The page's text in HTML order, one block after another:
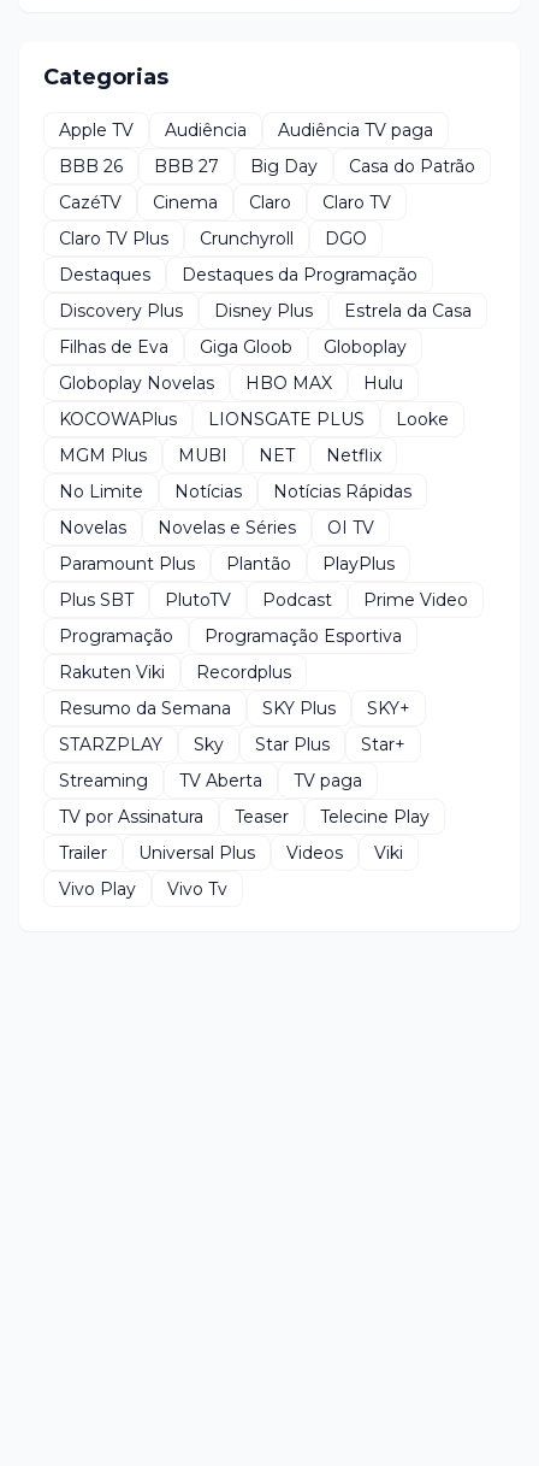
Categorias
Apple TV Audiência
Audiência TV paga
BBB 26
BBB 27 Big Day
Casa do Patrão
CazéTV
Cinema Claro
Claro TV
Claro TV Plus
Crunchyroll
DGO
Destaques
Destaques da Programação
Discovery Plus
Disney Plus
Estrela da Casa
Filhas de Eva
Giga Gloob
Globoplay
Globoplay Novelas
HBO MAX
Hulu
KOCOWAPlus
LIONSGATE PLUS
Looke
MGM Plus
MUBI NET
Netflix
No Limite
Notícias
Notícias Rápidas
Novelas
Novelas e Séries
OI TV
Paramount Plus
Plantão
PlayPlus
Plus SBT
PlutoTV Podcast
Prime Video
Programação
Programação Esportiva
Rakuten Viki
Recordplus
Resumo da Semana
SKY Plus
SKY+
STARZPLAY
Sky Star Plus
Star+
Streaming
TV Aberta
TV paga
TV por Assinatura
Teaser
Telecine Play
Trailer
Universal Plus Videos
Viki
Vivo Play
Vivo Tv